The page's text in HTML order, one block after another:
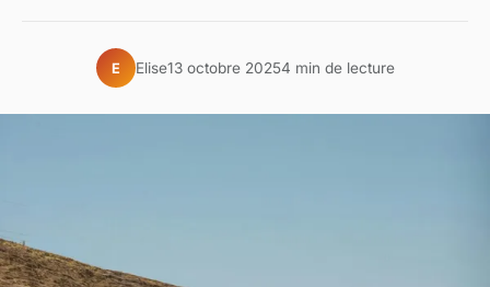
E Elise13 octobre 20254 min de lecture